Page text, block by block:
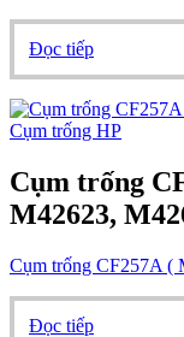
Đọc tiếp
Cụm trống HP
Cụm trống
M42623,
Cụm trống CF257A (
Đọc tiếp